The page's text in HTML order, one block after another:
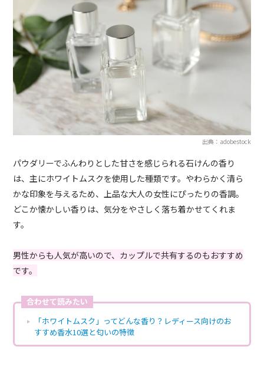
出典：adobestock
パウダリーでふんわりとした甘さを感じられる石けんの香り
は、主にホワイトムスクを使用した種類です。やわらかく清ら
かな印象を与えるため、上品な大人の女性にぴったりの香調。
どこか懐かしい香りは、気分をやさしく落ち着かせてくれま
す。
男性からも人気が高いので、カップルで共有するのもおすすめ
です。
合わせて読みたい
「ホワイトムスク」ってどんな香り？レディース向けのお
すすめ香水10選と匂いの特徴